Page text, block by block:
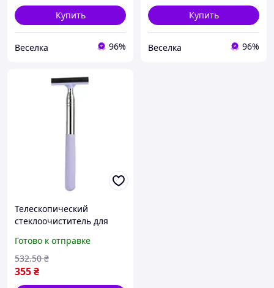
Купить
Веселка 96%
Купить
Веселка 96%
Телескопический
стеклоочиститель для
100 см резиновый
скребок для чистоты и
безопасности FLAME
Готово к отправке
355₴
532.50 ₴